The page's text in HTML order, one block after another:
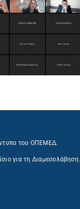
του ΟΠΕΜΕΔ.
για τη Διαμεσολάβηση.